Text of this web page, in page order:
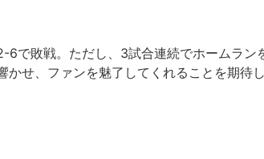
で敗戦。ただし、3試合連続でホームラン
せ、ファンを魅了してくれることを期待